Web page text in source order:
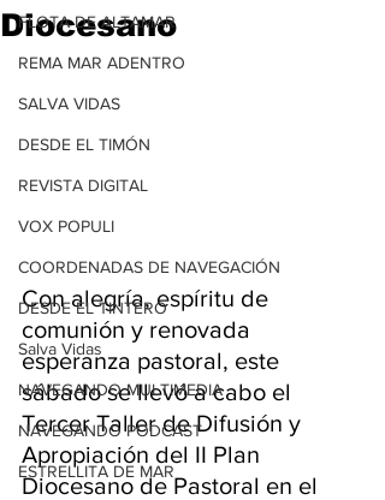
FLOTA DE ALTAMAR
REMA MAR ADENTRO
SALVA VIDAS
DESDE EL TIMÓN
REVISTA DIGITAL
VOX POPULI
COORDENADAS DE NAVEGACIÓN
DESDE EL TINTERO
Salva Vidas
NAVEGANDO MULTIMEDIA
NAVEGANDO PODCAST
ESTRELLITA DE MAR
Diocesano
Con alegría, espíritu de
comunión y renovada
esperanza pastoral, este
sábado se llevó a cabo el
Tercer Taller de Difusión y
Apropiación del II Plan
Diocesano de Pastoral en el